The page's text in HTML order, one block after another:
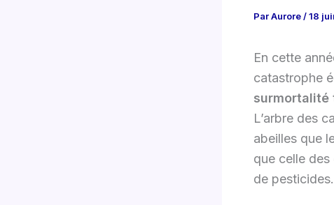
ParAurore/18
En cette
catastrophe
surmortalité
L’arbre des
abeilles que
que celle des
de pesticides.